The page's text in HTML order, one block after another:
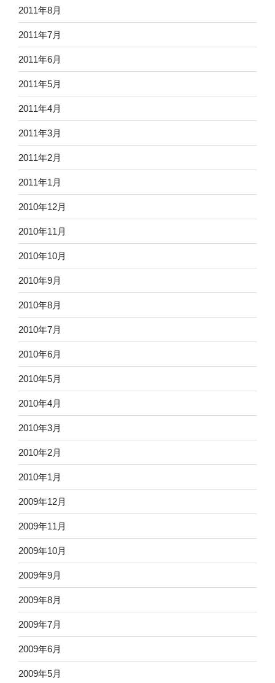
2011年8月
2011年7月
2011年6月
2011年5月
2011年4月
2011年3月
2011年2月
2011年1月
2010年12月
2010年11月
2010年10月
2010年9月
2010年8月
2010年7月
2010年6月
2010年5月
2010年4月
2010年3月
2010年2月
2010年1月
2009年12月
2009年11月
2009年10月
2009年9月
2009年8月
2009年7月
2009年6月
2009年5月